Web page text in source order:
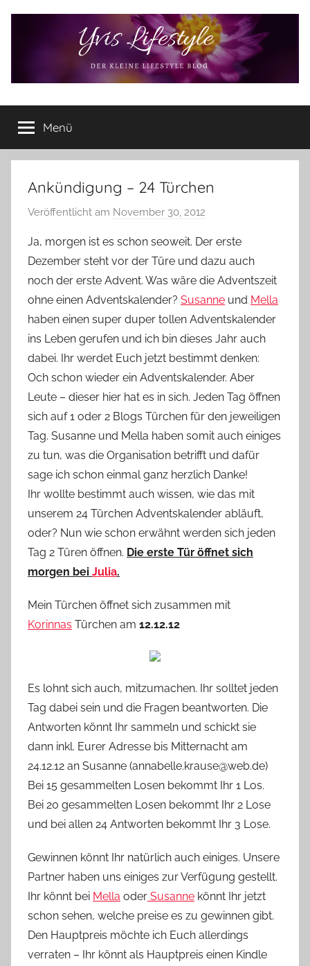
Yvis
Lifestyle
Lifestyle
Blog
–
Lifestyle,
Rezensionen,
Produkttests
vieles
mehr
Menü
Ankündigung – 24 Türchen
Veröffentlicht am November 30, 2012
n
Y
v
o
n
n
e
Ja, morgen ist es schon seoweit. Der erste
Dezember steht vor der Türe und dazu auch
noch der erste Advent. Was wäre die Adventszeit
ohne einen Adventskalender? Susanne und Mella
haben einen super duper tollen Adventskalender
ins Leben gerufen und ich bin dieses Jahr auch
dabei. Ihr werdet Euch jetzt bestimmt denken:
Och schon wieder ein Adventskalender. Aber
Leute – dieser hier hat es in sich. Jeden Tag öffnen
sich auf 1 oder 2 Blogs Türchen für den jeweiligen
Tag. Susanne und Mella haben somit auch einiges
zu tun, was die Organisation betrifft und dafür
sage ich schon einmal ganz herzlich Danke!
Ihr wollte bestimmt auch wissen, wie das mit
unserem 24 Türchen Adventskalender abläuft,
oder? Nun wie schon erwähnt werden sich jeden
Tag 2 Türen öffnen. Die erste Tür öffnet sich
morgen bei Julia.
Mein Türchen öffnet sich zusammen mit
Korinnas Türchen am 12.12.12
Es lohnt sich auch, mitzumachen. Ihr solltet jeden
Tag dabei sein und die Fragen beantworten. Die
Antworten könnt Ihr sammeln und schickt sie
dann inkl. Eurer Adresse bis Mitternacht am
24.12.12 an Susanne (annabelle.krause@web.de)
Bei 15 gesammelten Losen bekommt Ihr 1 Los.
Bei 20 gesammelten Losen bekommt Ihr 2 Lose
und bei allen 24 Antworten bekommt Ihr 3 Lose.
Gewinnen könnt Ihr natürlich auch einiges. Unsere
Partner haben uns einiges zur Verfügung gestellt.
Ihr könnt bei Mella oder Susanne könnt Ihr jetzt
schon sehen, welche preise es zu gewinnen gibt.
Den Hauptpreis möchte ich Euch allerdings
verraten – Ihr könnt als Hauptpreis einen Kindle